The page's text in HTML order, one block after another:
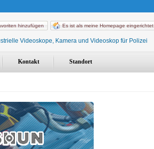
hinzufügen Es ist als meine Homepage eingerichtet
Videoskope, Kamera und Videoskop für Polizei
Kontakt Standort